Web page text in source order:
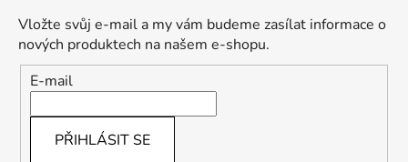
Vložte svůj e-mail a my vám budeme zasílat informace o
nových produktech na našem e-shopu.
E-mail
PŘIHLÁSIT SE